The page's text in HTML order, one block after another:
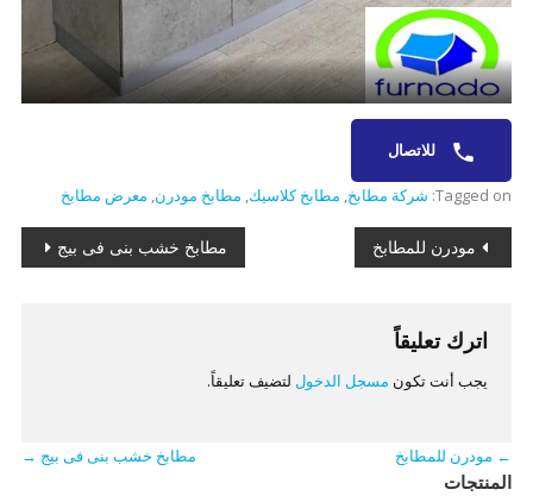
للاتصال
Tagged on: شركة مطابخ, مطابخ كلاسيك, مطابخ مودرن, معرض مطابخ
تصفّح
مودرن للمطابخ مطابخ خشب بنى فى بيج
اترك تعليقاً
يجب أنت تكون مسجل الدخول لتضيف تعليقاً.
← مودرن للمطابخ مطابخ خشب بنى فى بيج →
المنتجات